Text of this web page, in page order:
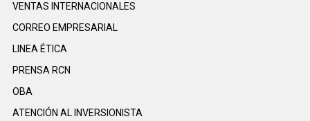
VENTAS INTERNACIONALES
CORREO EMPRESARIAL
LINEA ÉTICA
PRENSA RCN
OBA
ATENCIÓN AL INVERSIONISTA